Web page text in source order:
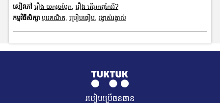
សៀវភៅ រឿង យក្សចម្លែក រឿង តើអ្នកពូកែអី?
កម្មវិធីសិក្សា បុរេគណិត ប្រៀបធៀប, រង្វាស់រង្វាល់
របៀបប្រើធនធាន